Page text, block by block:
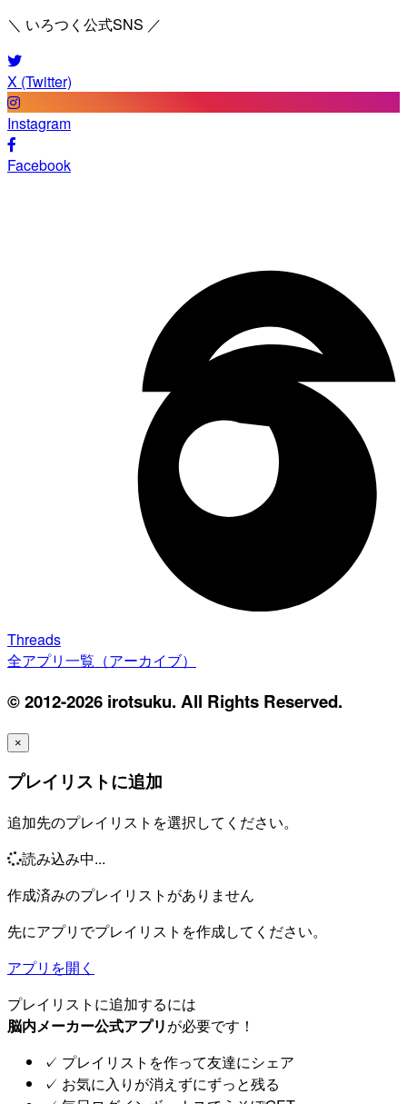
＼ いろつく公式SNS ／
X (Twitter)
Instagram
Facebook
Threads
全アプリ一覧（アーカイブ）
© 2012-2026 irotsuku. All Rights Reserved.
×
プレイリストに追加
追加先のプレイリストを選択してください。
読み込み中...
作成済みのプレイリストがありません
先にアプリでプレイリストを作成してください。
アプリを開く
プレイリストに追加するには
脳内メーカー公式アプリが必要です！
✓ プレイリストを作って友達にシェア
✓ お気に入りが消えずにずっと残る